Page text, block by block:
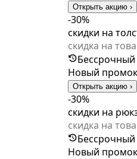
Открыть акцию ›
-30%
скидки на
скидка на
Бессрочный
Новый
Открыть акцию ›
-30%
скидки на
скидка на
Бессрочный
Новый